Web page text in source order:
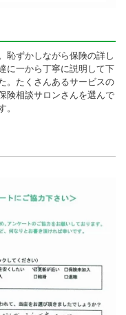
恥ずかしながら保険の詳し
に一から丁寧に説明して下
。たくさんあるサービスの
険相談サロンさんを選んで
。